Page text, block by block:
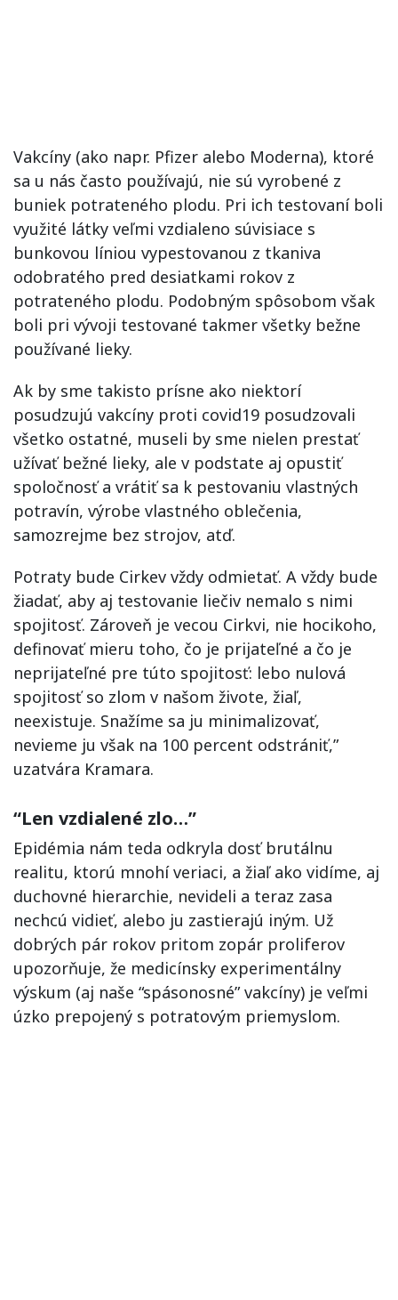
Vakcíny (ako napr. Pfizer alebo Moderna), ktoré
sa u nás často používajú, nie sú vyrobené z
buniek potrateného plodu. Pri ich testovaní boli
využité látky veľmi vzdialeno súvisiace s
bunkovou líniou vypestovanou z tkaniva
odobratého pred desiatkami rokov z
potrateného plodu. Podobným spôsobom však
boli pri vývoji testované takmer všetky bežne
používané lieky.
Ak by sme takisto prísne ako niektorí
posudzujú vakcíny proti covid19 posudzovali
všetko ostatné, museli by sme nielen prestať
užívať bežné lieky, ale v podstate aj opustiť
spoločnosť a vrátiť sa k pestovaniu vlastných
potravín, výrobe vlastného oblečenia,
samozrejme bez strojov, atď.
Potraty bude Cirkev vždy odmietať. A vždy bude
žiadať, aby aj testovanie liečiv nemalo s nimi
spojitosť. Zároveň je vecou Cirkvi, nie hocikoho,
definovať mieru toho, čo je prijateľné a čo je
neprijateľné pre túto spojitosť: lebo nulová
spojitosť so zlom v našom živote, žiaľ,
neexistuje. Snažíme sa ju minimalizovať,
nevieme ju však na 100 percent odstrániť,”
uzatvára Kramara.
“Len vzdialené zlo…”
Epidémia nám teda odkryla dosť brutálnu
realitu, ktorú mnohí veriaci, a žiaľ ako vidíme, aj
duchovné hierarchie, nevideli a teraz zasa
nechcú vidieť, alebo ju zastierajú iným. Už
dobrých pár rokov pritom zopár proliferov
upozorňuje, že medicínsky experimentálny
výskum (aj naše “spásonosné” vakcíny) je veľmi
úzko prepojený s potratovým priemyslom.